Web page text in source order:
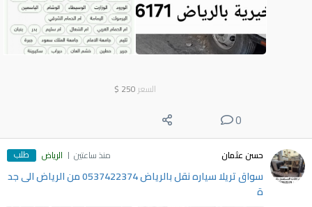
السعر 250
$
0
حسن عثمان منذ ساعتين الرياض طلب
سواق تريلا سياره نقل بالرياض 0537422374 من الرياض الى جد
ة